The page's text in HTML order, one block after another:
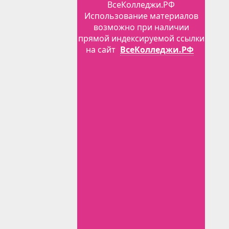
ВсеКолледжи.РФ
Использование материалов
возможно при наличии
прямой индексируемой ссылки
на сайт ВсеКолледжи.РФ